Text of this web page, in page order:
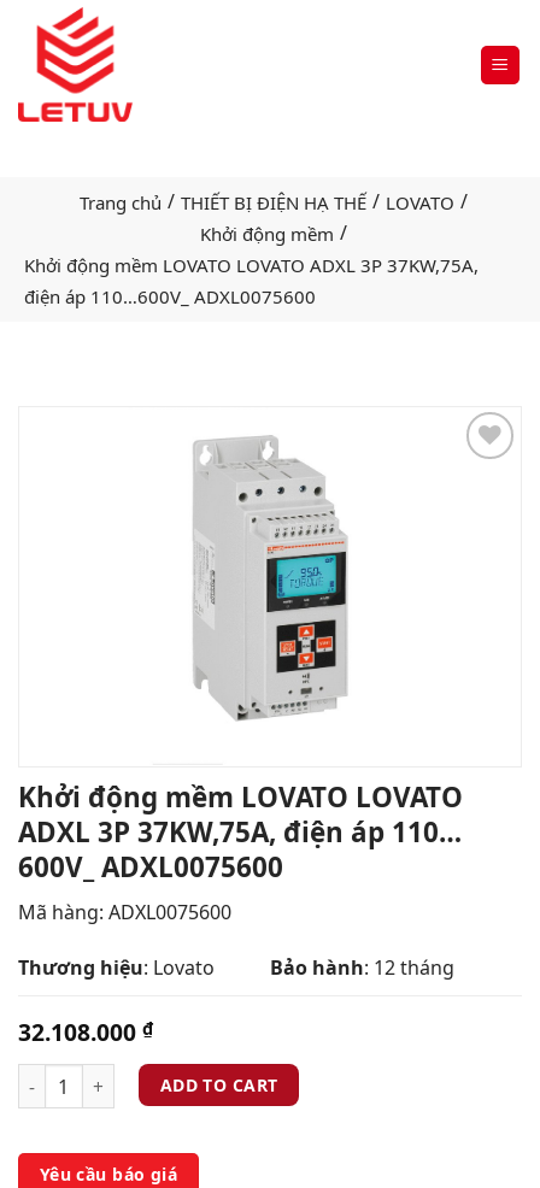
Trang chủ / THIẾT BỊ ĐIỆN HẠ THẾ / LOVATO /
Khởi động mềm /
Khởi động mềm LOVATO LOVATO ADXL 3P 37KW,75A,
điện áp 110…600V_ ADXL0075600
Khởi động mềm LOVATO LOVATO
ADXL 3P 37KW,75A, điện áp 110…
600V_ ADXL0075600
Mã hàng: ADXL0075600
Thương hiệu: Lovato Bảo hành: 12 tháng
32.108.000 ₫
ADD TO CART
Yêu cầu báo giá